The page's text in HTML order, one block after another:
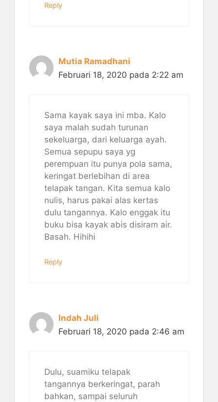
Reply
Mutia Ramadhani
Februari 18, 2020 pada 2:22 am
Sama kayak saya ini mba. Kalo
saya malah sudah turunan
sekeluarga, dari keluarga ayah.
Semua sepupu saya yg
perempuan itu punya pola sama,
keringat berlebihan di area
telapak tangan. Kita semua kalo
nulis, harus pakai alas kertas
dulu tangannya. Kalo enggak itu
buku bisa kayak abis disiram air.
Basah. Hihihi
Reply
Indah Juli
Februari 18, 2020 pada 2:46 am
Dulu, suamiku telapak
tangannya berkeringat, parah
bahkan, sampai seluruh